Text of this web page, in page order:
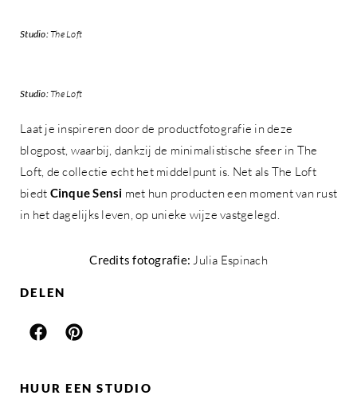
Studio:The Loft
Studio:The Loft
Laat je inspireren door de productfotografie in deze
blogpost, waarbij, dankzij de minimalistische sfeer in The
Loft, de collectie echt het middelpunt is. Net als The Loft
biedt Cinque Sensi met hun producten een moment van rust
in het dagelijks leven, op unieke wijze vastgelegd.
Credits fotografie: Julia Espinach
DELEN
HUUR EEN STUDIO